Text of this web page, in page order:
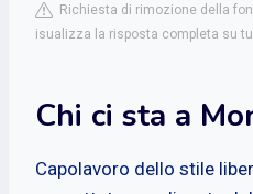
Richiesta di rimozione della
isualizza la risposta completa su
Chi ci sta a
Capolavoro dello stile